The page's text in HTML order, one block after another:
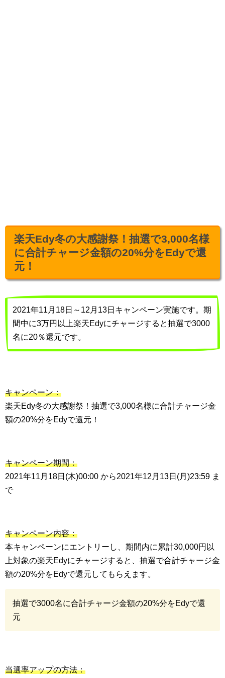
楽天Edy冬の大感謝祭！抽選で3,000名様
に合計チャージ金額の20%分をEdyで還
元！
2021年11月18日～12月13日キャンペーン実施です。期
間中に3万円以上楽天Edyにチャージすると抽選で3000
名に20％還元です。
キャンペーン：
楽天Edy冬の大感謝祭！抽選で3,000名様に合計チャージ金
額の20%分をEdyで還元！
キャンペーン期間：
2021年11月18日(木)00:00 から2021年12月13日(月)23:59 ま
で
キャンペーン内容：
本キャンペーンにエントリーし、期間内に累計30,000円以
上対象の楽天Edyにチャージすると、抽選で合計チャージ金
額の20%分をEdyで還元してもらえます。
抽選で3000名に合計チャージ金額の20%分をEdyで還
元
当選率アップの方法：